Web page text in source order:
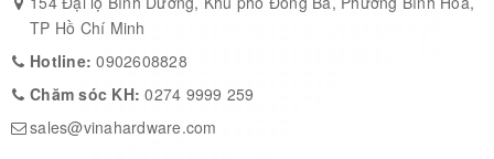
TP Hồ Chí Minh
Hotline:0902608828
Chăm sóc KH:0274 9999 259
sales@vinahardware.com